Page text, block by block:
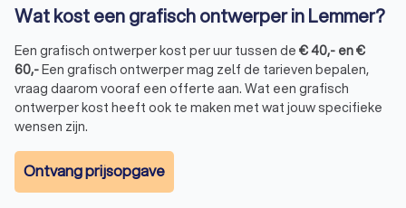
Wat kost een grafisch ontwerper in Lemmer?
Een grafisch ontwerper kost per uur tussen de €40,- en€
60,-Een grafisch ontwerper mag zelf de tarieven bepalen,
vraag daarom vooraf een offerte aan. Wat een grafisch
ontwerper kost heeft ook te maken met wat jouw specifieke
wensen zijn.
Ontvang prijsopgave